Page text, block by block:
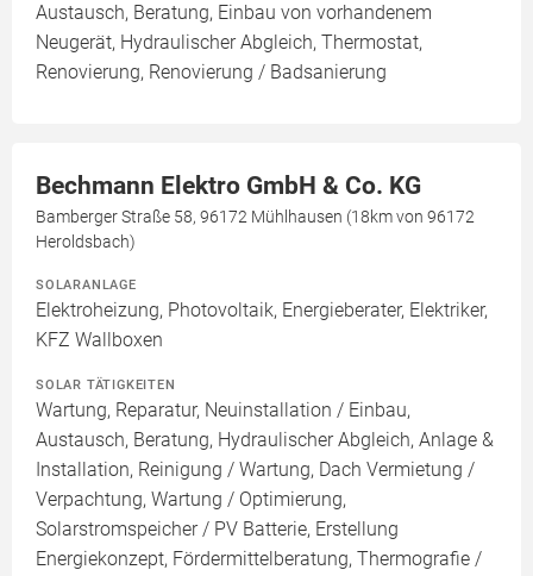
Austausch, Beratung, Einbau von vorhandenem
Neugerät, Hydraulischer Abgleich, Thermostat,
Renovierung, Renovierung / Badsanierung
Bechmann Elektro GmbH & Co. KG
Bamberger Straße 58, 96172 Mühlhausen (18km von 96172
Heroldsbach)
SOLARANLAGE
Elektroheizung, Photovoltaik, Energieberater, Elektriker,
KFZ Wallboxen
SOLAR TÄTIGKEITEN
Wartung, Reparatur, Neuinstallation / Einbau,
Austausch, Beratung, Hydraulischer Abgleich, Anlage &
Installation, Reinigung / Wartung, Dach Vermietung /
Verpachtung, Wartung / Optimierung,
Solarstromspeicher / PV Batterie, Erstellung
Energiekonzept, Fördermittelberatung, Thermografie /